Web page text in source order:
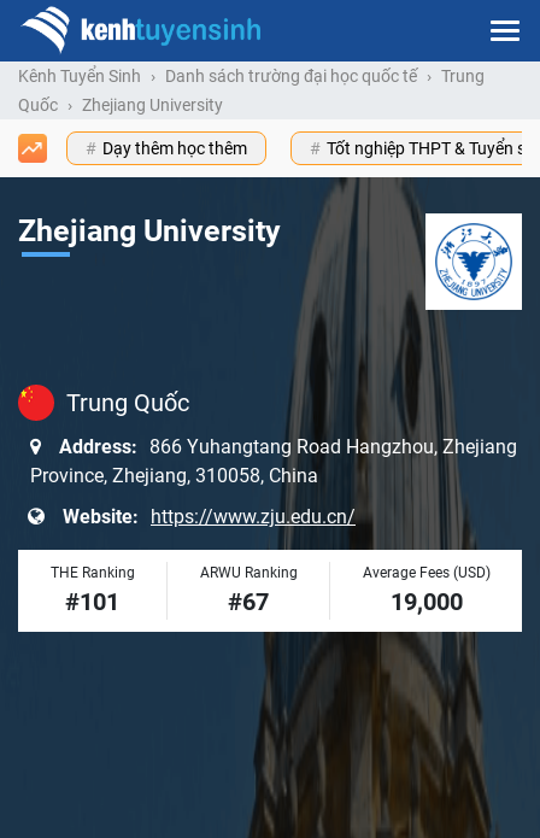
Kênh Tuyển Sinh Danh sách trường đại học quốc tế
Trung
Quốc
Zhejiang University
Dạy thêm học thêm Tốt nghiệp THPT & Tuyển
Zhejiang University
Trung Quốc
Address:
866 Yuhangtang Road Hangzhou, Zhejiang
Province, Zhejiang, 310058, China
Website:
https://www.zju.edu.cn/
THE Ranking
#101
ARWU Ranking
#67
Average Fees (USD)
19,000